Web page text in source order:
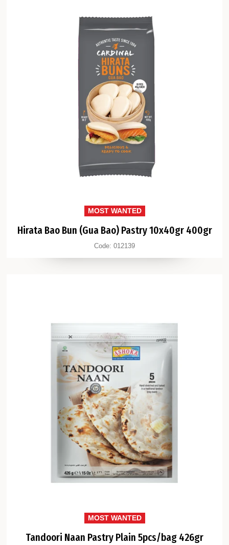
MOST WANTED
Hirata Bao Bun (Gua Bao) Pastry 10x40gr 400gr
Code: 012139
MOST WANTED
Tandoori Naan Pastry Plain 5pcs/bag 426gr